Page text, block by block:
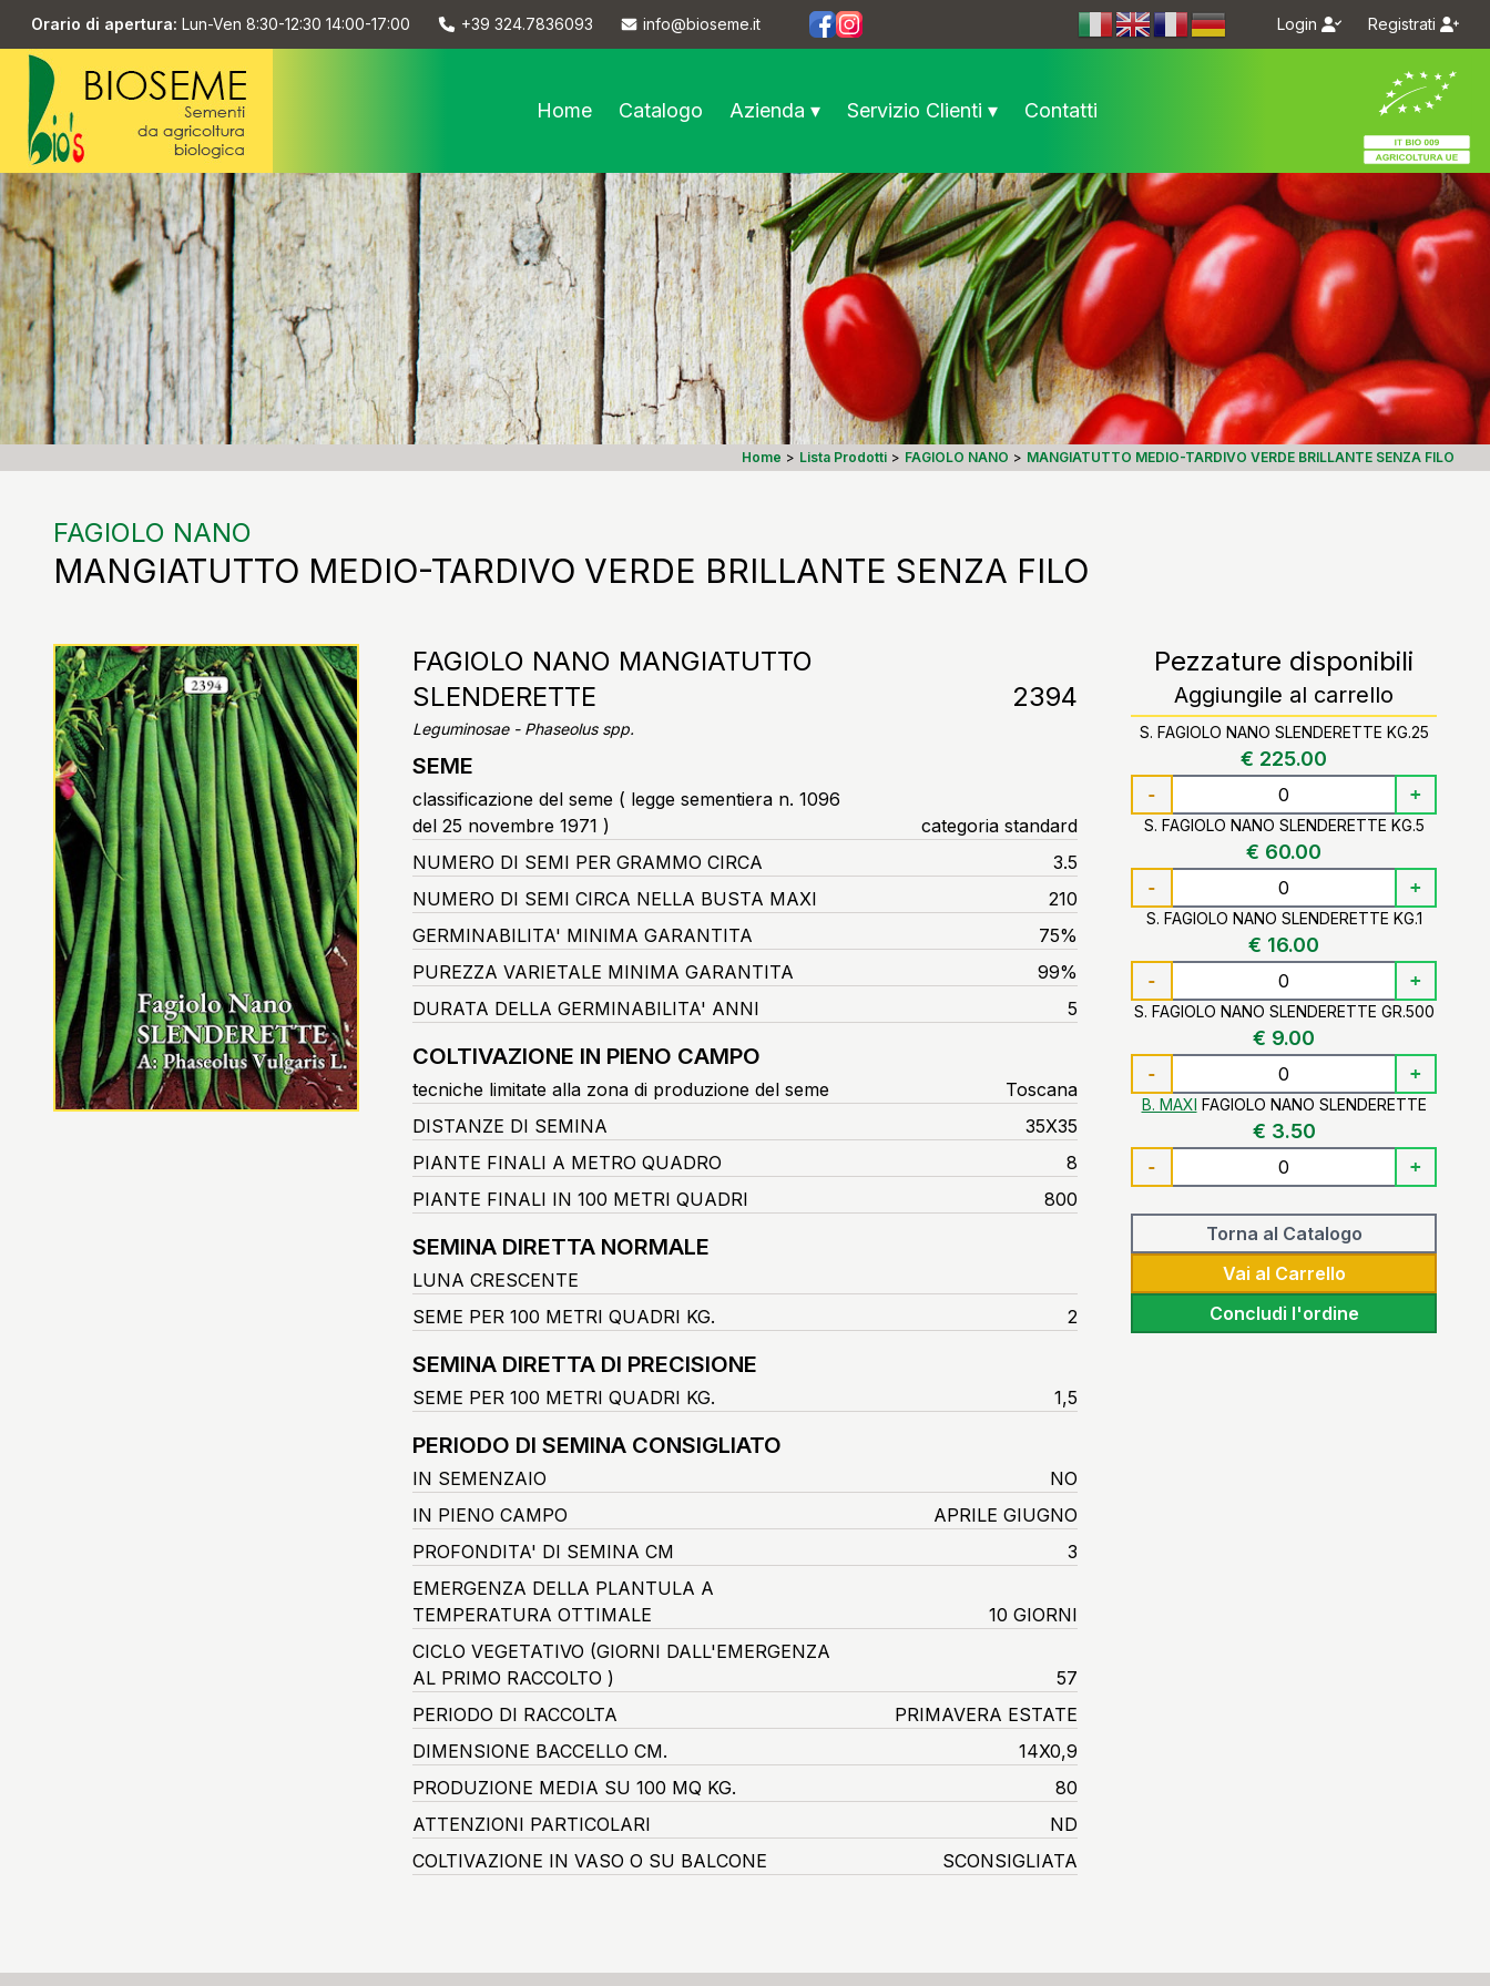
Orario di apertura: Lun-Ven 8:30-12:30 14:00-17:00 +39 324.7836093
info@bioseme.it
https://www.facebook.com/bioseme.it/
https://www.instagram.com/bioseme.it/
Login Registrati
Home Catalogo Azienda ▾ Servizio Clienti ▾ Contatti
Home > Lista Prodotti > FAGIOLO NANO > MANGIATUTTO MEDIO-TARDIVO VERDE BRILLANTE SENZA FILO
FAGIOLO NANO
MANGIATUTTO MEDIO-TARDIVO VERDE BRILLANTE SENZA FILO
FAGIOLO NANO MANGIATUTTO
SLENDERETTE
2394
Leguminosae - Phaseolus spp.
SEME
classificazione del seme ( legge sementiera n. 1096
del 25 novembre 1971 )
categoria standard
NUMERO DI SEMI PER GRAMMO CIRCA
3.5
NUMERO DI SEMI CIRCA NELLA BUSTA MAXI
210
GERMINABILITA' MINIMA GARANTITA
75%
PUREZZA VARIETALE MINIMA GARANTITA
99%
DURATA DELLA GERMINABILITA' ANNI
5
COLTIVAZIONE IN PIENO CAMPO
tecniche limitate alla zona di produzione del seme
Toscana
DISTANZE DI SEMINA
35X35
PIANTE FINALI A METRO QUADRO
8
PIANTE FINALI IN 100 METRI QUADRI
800
SEMINA DIRETTA NORMALE
LUNA CRESCENTE
SEME PER 100 METRI QUADRI KG.
2
SEMINA DIRETTA DI PRECISIONE
SEME PER 100 METRI QUADRI KG. 1,5
PERIODO DI SEMINA CONSIGLIATO
IN SEMENZAIO
NO
IN PIENO CAMPO
APRILE GIUGNO
PROFONDITA' DI SEMINA CM
3
EMERGENZA DELLA PLANTULA A
TEMPERATURA OTTIMALE
10 GIORNI
CICLO VEGETATIVO (GIORNI DALL'EMERGENZA
AL PRIMO RACCOLTO )
57
PERIODO DI RACCOLTA
PRIMAVERA ESTATE
DIMENSIONE BACCELLO CM.
14X0,9
PRODUZIONE MEDIA SU 100 MQ KG.
80
ATTENZIONI PARTICOLARI
ND
COLTIVAZIONE IN VASO O SU BALCONE
SCONSIGLIATA
Pezzature disponibili
Aggiungile al carrello
S. FAGIOLO NANO SLENDERETTE KG.25
€ 225.00
- +
S. FAGIOLO NANO SLENDERETTE KG.5
€ 60.00
- +
S. FAGIOLO NANO SLENDERETTE KG.1
€ 16.00
- +
S. FAGIOLO NANO SLENDERETTE GR.500
€ 9.00
- +
B. MAXI FAGIOLO NANO SLENDERETTE
€ 3.50
- +
Torna al Catalogo
Vai al Carrello
Concludi l'ordine